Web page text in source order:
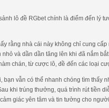
lô đề RGbet chính là điểm đến lý
rằng nhà cái này không chỉ cung
và dần dần tăng lên khi đã nắm
chán, từ cược lô, đề đến các loại
vẫn có thể nhanh chóng tìm thấy
khi trúng thưởng, quá trình rút tiền
giác yên tâm và tin tưởng cho